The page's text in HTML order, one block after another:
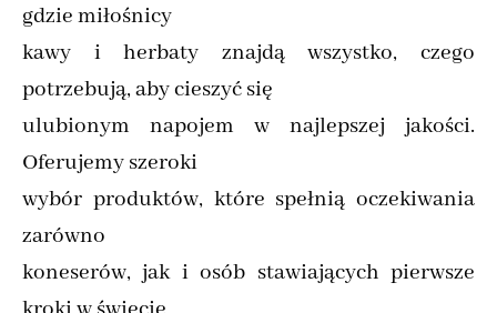
gdzie miłośnicy
kawy i herbaty znajdą wszystko, czego
potrzebują, aby cieszyć się
ulubionym napojem w najlepszej jakości.
Oferujemy szeroki
wybór produktów, które spełnią oczekiwania
zarówno
koneserów, jak i osób stawiających pierwsze